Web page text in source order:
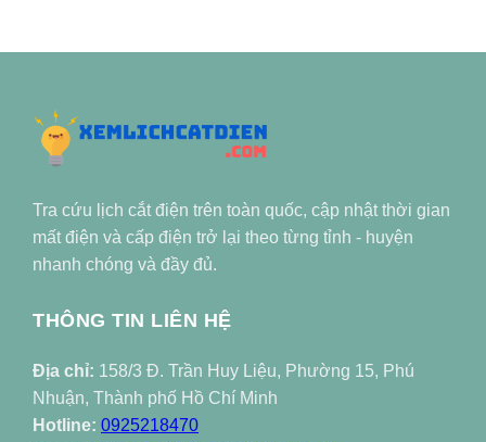
Tra cứu lịch cắt điện trên toàn quốc, cập nhật thời gian
mất điện và cấp điện trở lại theo từng tỉnh - huyện
nhanh chóng và đầy đủ.
THÔNG TIN LIÊN HỆ
Địa chỉ: 158/3 Đ. Trần Huy Liệu, Phường 15, Phú
Nhuận, Thành phố Hồ Chí Minh
Hotline: 0925218470